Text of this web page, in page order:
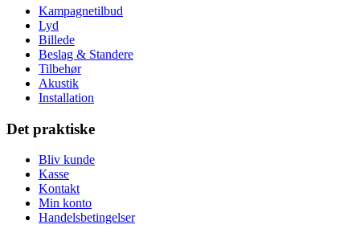
Kampagnetilbud
Lyd
Billede
Beslag & Standere
Tilbehør
Akustik
Installation
Det praktiske
Bliv kunde
Kasse
Kontakt
Min konto
Handelsbetingelser